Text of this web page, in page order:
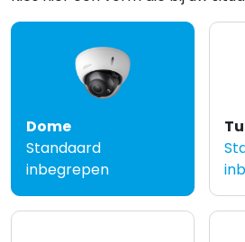
Dome
Standaard
inbegrepen